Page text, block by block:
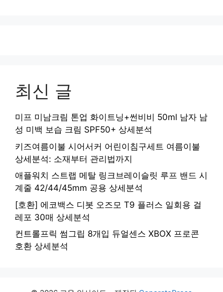
최신 글
미프 미남크림 톤업 화이트닝+썬비비 50ml 남자 남
성 미백 보습 크림 SPF50+ 상세분석
키즈여름이불 시어서커 어린이침구세트 여름이불
상세분석: 소재부터 관리법까지
애플워치 스트랩 메탈 링크브레이슬릿 루프 밴드 시
계줄 42/44/45mm 공용 상세분석
[호환] 에코백스 디봇 오즈모 T9 플러스 일회용 걸
레포 30매 상세분석
컨트롤프릭 썸그립 8개입 듀얼센스 XBOX 프로콘
호환 상세분석